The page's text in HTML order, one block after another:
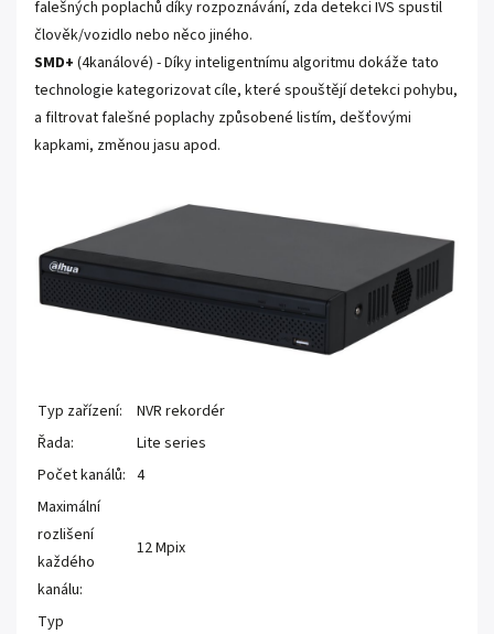
falešných poplachů díky rozpoznávání, zda detekci IVS spustil
člověk/vozidlo nebo něco jiného.
SMD+ (4kanálové) - Díky inteligentnímu algoritmu dokáže tato
technologie kategorizovat cíle, které spouštějí detekci pohybu,
a filtrovat falešné poplachy způsobené listím, dešťovými
kapkami, změnou jasu apod.
Typ zařízení:
NVR rekordér
Řada:
Lite series
Počet kanálů: 4
Maximální
rozlišení
každého
kanálu:
12 Mpix
Typ